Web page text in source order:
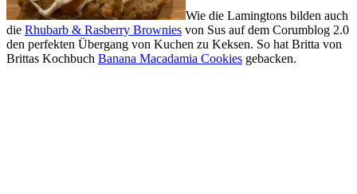
Wie die Lamingtons bilden auch
die Rhubarb & Rasberry Brownies von Sus auf dem Corumblog 2.0
den perfekten Übergang von Kuchen zu Keksen. So hat Britta von
Brittas Kochbuch Banana Macadamia Cookies gebacken.